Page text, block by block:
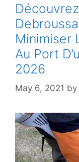
Minimiser
Au Port
2026
May 6, 2021 by